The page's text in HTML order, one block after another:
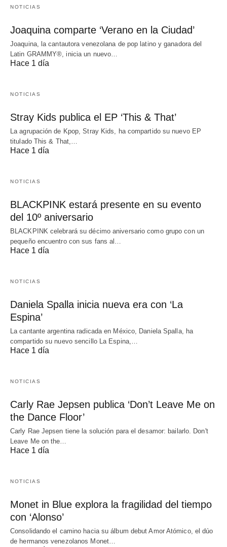
NOTICIAS
Joaquina comparte ‘Verano en la Ciudad’
Joaquina, la cantautora venezolana de pop latino y ganadora del
Latin GRAMMY®, inicia un nuevo…
Hace 1 día
NOTICIAS
Stray Kids publica el EP ‘This & That’
La agrupación de Kpop, Stray Kids, ha compartido su nuevo EP
titulado This & That,…
Hace 1 día
NOTICIAS
BLACKPINK estará presente en su evento
del 10º aniversario
BLACKPINK celebrará su décimo aniversario como grupo con un
pequeño encuentro con sus fans al…
Hace 1 día
NOTICIAS
Daniela Spalla inicia nueva era con ‘La
Espina’
La cantante argentina radicada en México, Daniela Spalla, ha
compartido su nuevo sencillo La Espina,…
Hace 1 día
NOTICIAS
Carly Rae Jepsen publica ‘Don’t Leave Me on
the Dance Floor’
Carly Rae Jepsen tiene la solución para el desamor: bailarlo. Don't
Leave Me on the…
Hace 1 día
NOTICIAS
Monet in Blue explora la fragilidad del tiempo
con ‘Alonso’
Consolidando el camino hacia su álbum debut Amor Atómico, el dúo
de hermanos venezolanos Monet…